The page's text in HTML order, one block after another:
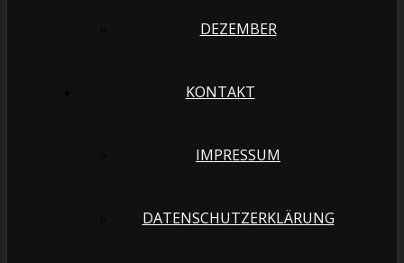
DEZEMBER
KONTAKT
IMPRESSUM
DATENSCHUTZERKLÄRUNG